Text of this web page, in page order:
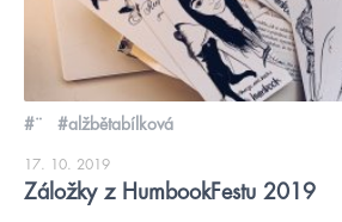
#¨ #alžbětabílková
17. 10. 2019
Záložky z HumbookFestu 2019